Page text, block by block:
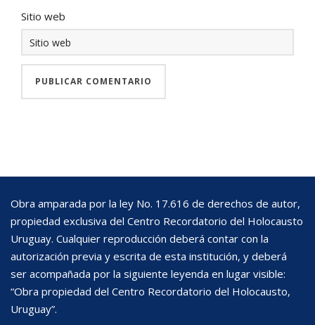
Sitio web
Obra amparada por la ley No. 17.616 de derechos de autor,
propiedad exclusiva del Centro Recordatorio del Holocausto
Uruguay. Cualquier reproducción deberá contar con la
autorización previa y escrita de esta institución, y deberá
ser acompañada por la siguiente leyenda en lugar visible:
“Obra propiedad del Centro Recordatorio del Holocausto,
Uruguay”.